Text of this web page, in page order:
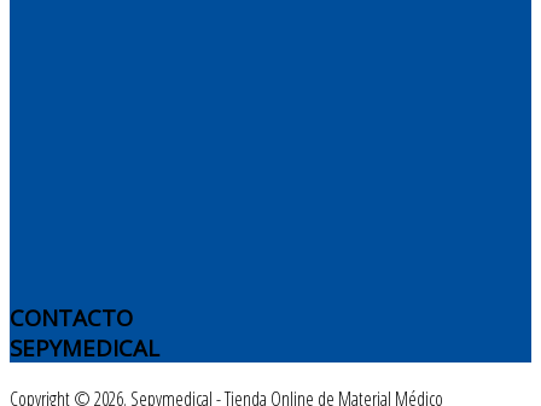
CONTACTO
SEPYMEDICAL
Copyright © 2026. Sepymedical - Tienda Online de Material Médico